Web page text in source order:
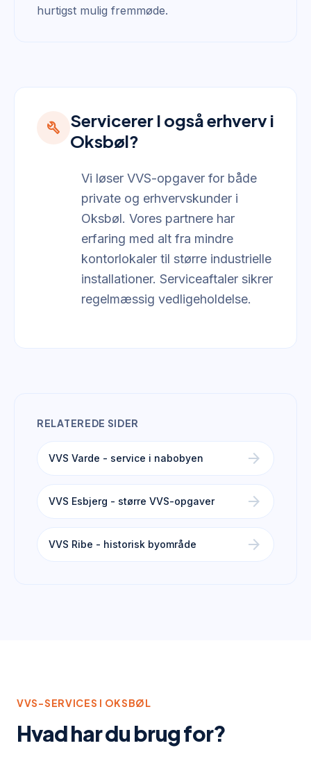
hurtigst mulig fremmøde.
build Servicerer I også erhverv i
Oksbøl?
Vi løser VVS-opgaver for både
private og erhvervskunder i
Oksbøl. Vores partnere har
erfaring med alt fra mindre
kontorlokaler til større industrielle
installationer. Serviceaftaler sikrer
regelmæssig vedligeholdelse.
RELATEREDE SIDER
VVS Varde - service i nabobyen arrow_forward
VVS Esbjerg - større VVS-opgaver arrow_forward
VVS Ribe - historisk byområde arrow_forward
VVS-SERVICES I OKSBØL
Hvad har du brug for?